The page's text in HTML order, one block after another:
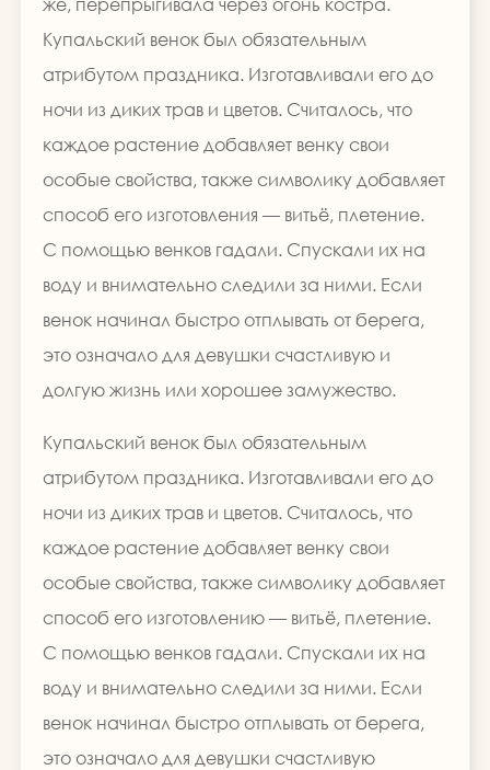
Купальский венок был обязательным
атрибутом праздника. Изготавливали его до
ночи из диких трав и цветов. Считалось, что
каждое растение добавляет венку свои
особые свойства, также символику добавляет
способ его изготовления — витьё, плетение.
С помощью венков гадали. Спускали их на
воду и внимательно следили за ними. Если
венок начинал быстро отплывать от берега,
это означало для девушки счастливую и
долгую жизнь или хорошее замужество.
Купальский венок был обязательным
атрибутом праздника. Изготавливали его до
ночи из диких трав и цветов. Считалось, что
каждое растение добавляет венку свои
особые свойства, также символику добавляет
способ его изготовлению — витьё, плетение.
С помощью венков гадали. Спускали их на
воду и внимательно следили за ними. Если
венок начинал быстро отплывать от берега,
это означало для девушки счастливую